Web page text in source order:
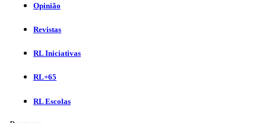
Opinião
Revistas
RL Iniciativas
RL+65
RL Escolas